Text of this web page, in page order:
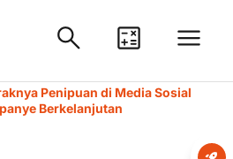
Penipuan di Media Sosial
Berkelanjutan